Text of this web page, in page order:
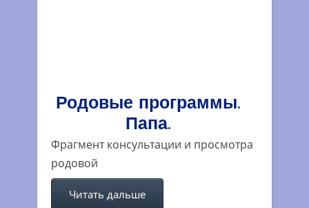
Родовые программы.
Папа.
Фрагмент консультации и просмотра
родовой
Читать дальше